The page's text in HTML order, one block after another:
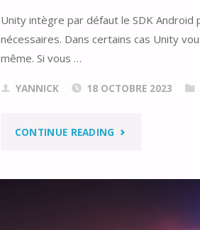
QUEST"
Unity intègre par défaut le SDK Android
nécessaires. Dans certains cas Unity
même. Si vous …
YANNICK 18 OCTOBRE 2023
CONTINUE READING "COMMENT